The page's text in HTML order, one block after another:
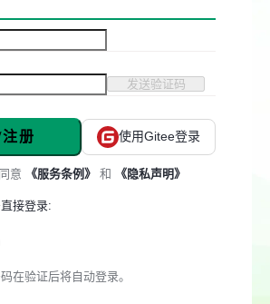
发送验证码
册 使用Gitee登录
意 《服务条例》 和 《隐私声明》
接登录:
在验证后将自动登录。